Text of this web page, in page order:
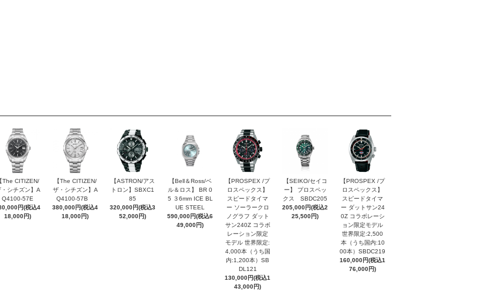
【The CITIZEN/
・シチズン】A
Q4100-57E
円(税込4
18,000円)
【The CITIZEN/
ザ・シチズン】A
Q4100-57B
380,000円(税込4
18,000円)
【ASTRON/アス
トロン】SBXC1
85
320,000円(税込3
52,000円)
【Bell＆Ross/ベ
ル＆ロス】 BR 0
5 ３6mm ICE BL
UE STEEL
590,000円(税込6
49,000円)
【PROSPEX /プ
ロスペックス】
スピードタイマ
ー ソーラークロ
ノグラフ ダット
サン240Z コラボ
レーション限定
モデル 世界限定:
4,000本（うち国
内:1,200本）SB
DL121
130,000円(税込1
43,000円)
【SEIKO/セイコ
ー】 プロスペッ
クス SBDC205
205,000円(税込2
25,500円)
【PROSPEX /プ
ロスペックス】
スピードタイマ
ー ダットサン24
0Z コラボレーシ
ョン限定モデル
世界限定:2,500
本（うち国内:10
00本）SBDC219
160,000円(税込1
76,000円)